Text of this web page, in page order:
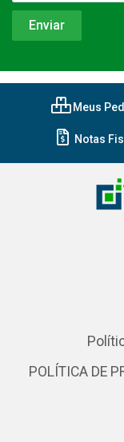
Meus
Notas
POLÍTICA DE